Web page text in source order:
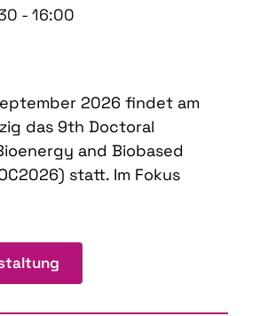
- 16:00
2026 findet am
das 9th Doctoral
and Biobased
statt. Im Fokus